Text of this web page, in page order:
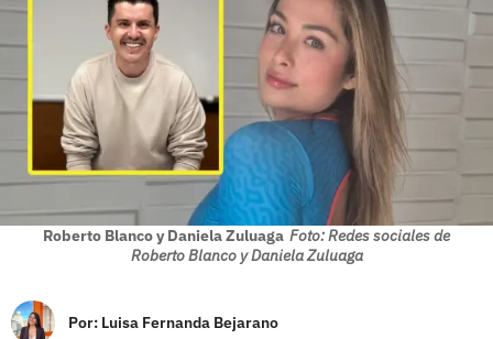
Roberto Blanco y Daniela Zuluaga Foto: Redes sociales de
Roberto Blanco y Daniela Zuluaga
Por: Luisa Fernanda Bejarano